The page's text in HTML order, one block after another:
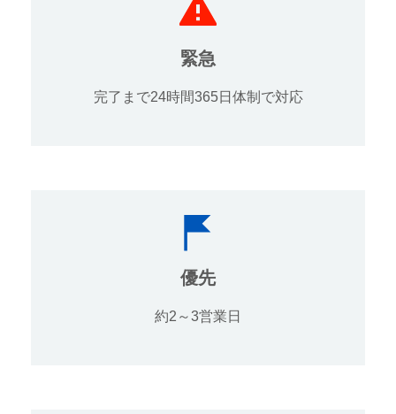
緊急
完了まで24時間365日体制で対応
優先
約2～3営業日